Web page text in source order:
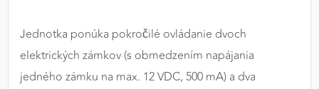
Jednotka ponúka pokročilé ovládanie dvoch
elektrických zámkov (s obmedzením napájania
jedného zámku na max. 12 VDC, 500 mA) a dva